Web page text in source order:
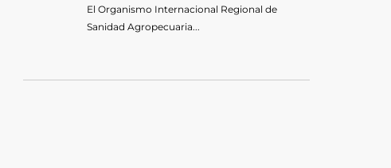
El Organismo Internacional Regional de
Sanidad Agropecuaria...